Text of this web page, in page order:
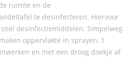
ruimte en de
te desinfecteren. Hiervoor
desinfectiemiddelen. Simpelweg
oppervlakte in sprayen, 1
en met een droog doekje af